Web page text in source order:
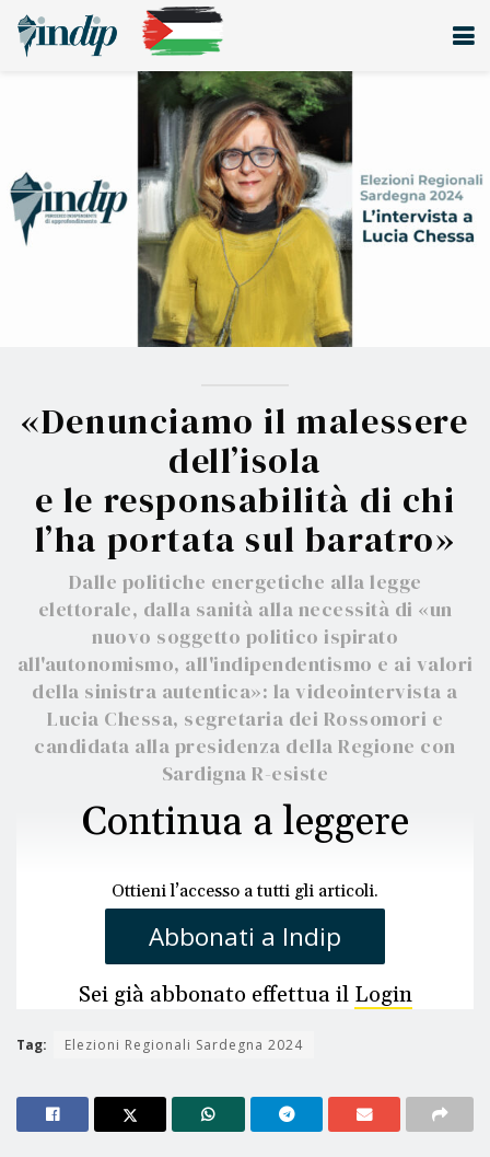
«Denunciamo il malessere
dell’isola
e le responsabilità di chi
l’ha portata sul baratro»
Dalle politiche energetiche alla legge
elettorale, dalla sanità alla necessità di «un
nuovo soggetto politico ispirato
all'autonomismo, all'indipendentismo e ai valori
della sinistra autentica»: la videointervista a
Lucia Chessa, segretaria dei Rossomori e
candidata alla presidenza della Regione con
Sardigna R-esiste
Continua a leggere
Ottieni l’accesso a tutti gli articoli.
Abbonati a Indip
Sei già abbonato effettua il Login
Tag: Elezioni Regionali Sardegna 2024